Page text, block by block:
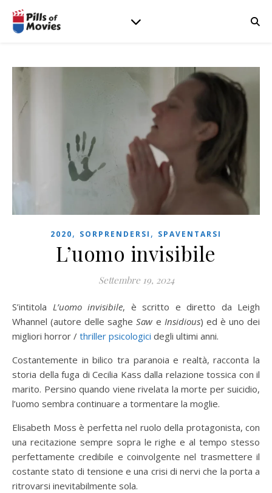
2020, SORPRENDERSI , SPAVENTARSI
L’uomo invisibile
Settembre 19, 2024
S’intitola L’uomo invisibile, è scritto e diretto da Leigh
Whannel (autore delle sagheSaw e Insidious) ed è uno dei
migliori horror / thriller psicologici degli ultimi anni.
Costantemente in bilico tra paranoia e realtà, racconta la
storia della fuga di Cecilia Kass dalla relazione tossica con il
marito. Persino quando viene rivelata la morte per suicidio,
l’uomo sembra continuare a tormentare la moglie.
Elisabeth Moss è perfetta nel ruolo della protagonista, con
una recitazione sempre sopra le righe e al tempo stesso
perfettamente credibile e coinvolgente nel trasmettere il
costante stato di tensione e una crisi di nervi che la porta a
ritrovarsi inevitabilmente sola.